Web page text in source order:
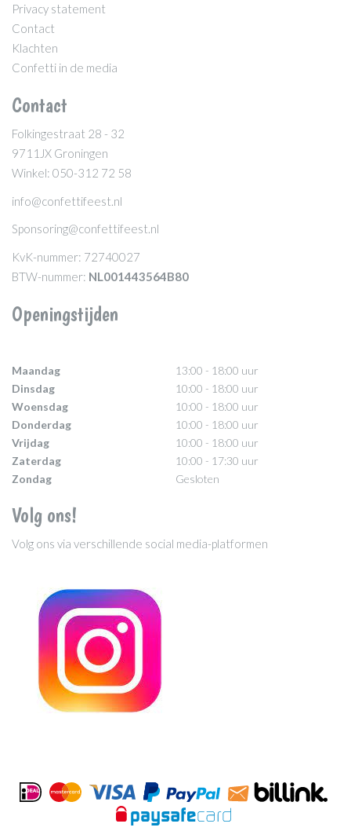
Privacy statement
Contact
Klachten
Confetti in de media
Contact
Folkingestraat 28 - 32
9711JX Groningen
Winkel: 050-312 72 58
info@confettifeest.nl
Sponsoring@confettifeest.nl
KvK-nummer: 72740027
BTW-nummer: NL001443564B80
Openingstijden
Maandag
13:00 - 18:00 uur
Dinsdag
10:00 - 18:00 uur
Woensdag
10:00 - 18:00 uur
Donderdag
10:00 - 18:00 uur
Vrijdag
10:00 - 18:00 uur
Zaterdag
10:00 - 17:30 uur
Zondag
Gesloten
Volg ons!
Volg ons via verschillende social media-platformen